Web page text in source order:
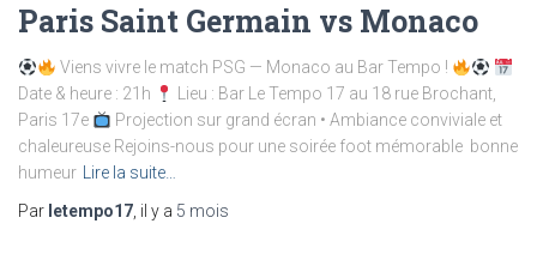
Paris Saint Germain vs Monaco
Viens vivre le match PSG — Monaco au Bar Tempo !
Date & heure : 21h
Lieu : Bar Le Tempo 17 au 18 rue Brochant,
Paris 17e
Projection sur grand écran • Ambiance conviviale et
chaleureuse Rejoins-nous pour une soirée foot mémorable bonne
humeur Lire la suite…
Par letempo17, il y a 5 mois